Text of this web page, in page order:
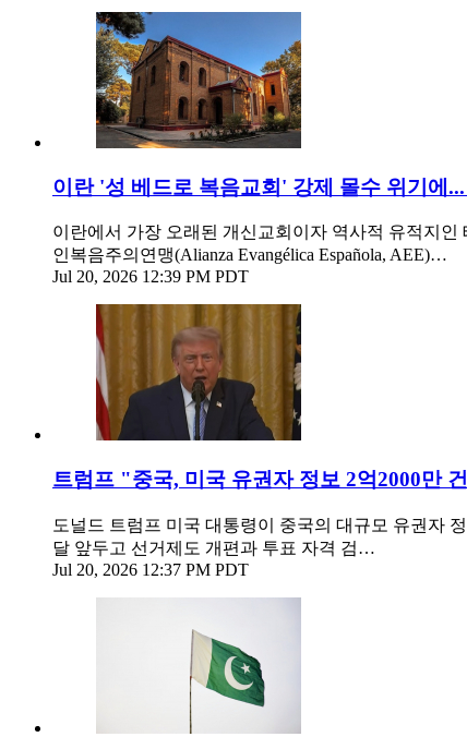
이란 '성 베드로 복음교회' 강제 몰수 위기에
이란에서 가장 오래된 개신교회이자 역사적 유적지인
인복음주의연맹(Alianza Evangélica Española, AEE)…
Jul 20, 2026 12:39 PM PDT
트럼프 "중국, 미국 유권자 정보 2억2000만
도널드 트럼프 미국 대통령이 중국의 대규모 유권자
달 앞두고 선거제도 개편과 투표 자격 검…
Jul 20, 2026 12:37 PM PDT